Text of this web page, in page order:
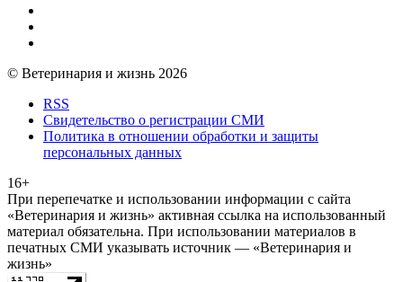
© Ветеринария и жизнь 2026
RSS
Свидетельство о регистрации СМИ
Политика в отношении обработки и защиты
персональных данных
16+
При перепечатке и использовании информации с сайта
«Ветеринария и жизнь» активная ссылка на использованный
материал обязательна. При использовании материалов в
печатных СМИ указывать источник — «Ветеринария и
жизнь»